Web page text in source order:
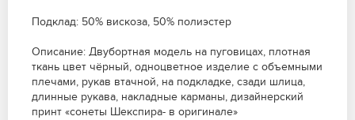
Подклад: 50% вискоза, 50% полиэстер
Описание: Двубортная модель на пуговицах, плотная
ткань цвет чёрный, одноцветное изделие с объемными
плечами, рукав втачной, на подкладке, сзади шлица,
длинные рукава, накладные карманы, дизайнерский
принт «сонеты Шекспира- в оригинале»